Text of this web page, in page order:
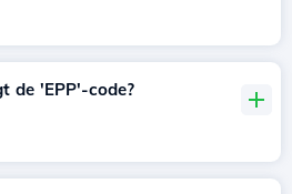
de 'EPP'-code?